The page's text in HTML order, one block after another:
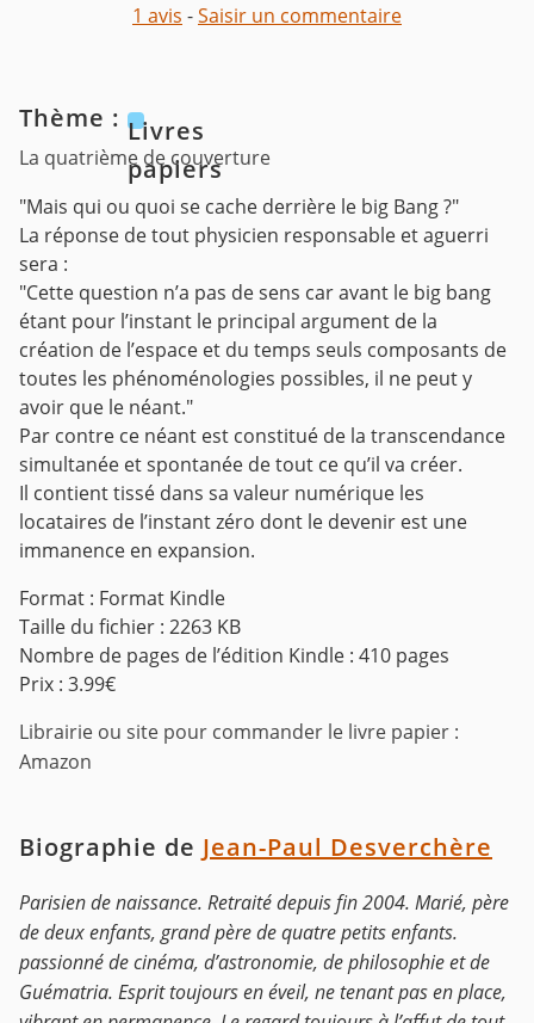
1 avis -Saisir un commentaire
Thème : Livres
papiers
La quatrième de couverture
"Mais qui ou quoi se cache derrière le big Bang ?"
La réponse de tout physicien responsable et aguerri
sera :
"Cette question n’a pas de sens car avant le big bang
étant pour l’instant le principal argument de la
création de l’espace et du temps seuls composants de
toutes les phénoménologies possibles, il ne peut y
avoir que le néant."
Par contre ce néant est constitué de la transcendance
simultanée et spontanée de tout ce qu’il va créer.
Il contient tissé dans sa valeur numérique les
locataires de l’instant zéro dont le devenir est une
immanence en expansion.
Format : Format Kindle
Taille du fichier : 2263 KB
Nombre de pages de l’édition Kindle : 410 pages
Prix : 3.99€
Librairie ou site pour commander le livre papier :
Amazon
Biographie de Jean-Paul Desverchère
Parisien de naissance. Retraité depuis fin 2004. Marié, père
de deux enfants, grand père de quatre petits enfants.
passionné de cinéma, d’astronomie, de philosophie et de
Guématria. Esprit toujours en éveil, ne tenant pas en place,